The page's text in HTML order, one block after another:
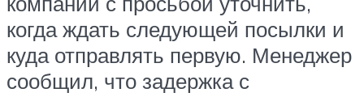
когда ждать следующей посылки и
куда отправлять первую. Менеджер
сообщил, что задержка с